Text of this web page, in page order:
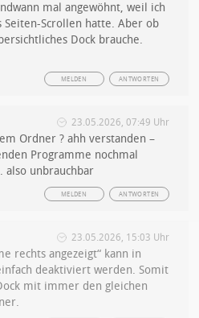
mal angewöhnt, weil ich
Seiten-Scrollen hatte. Aber ob
Dock brauche.
ANTWORTEN
MELDEN
23.05.2026, 07:49 Uhr
Ordner ? ahh verstanden –
Programme nochmal
also unbrauchbar
ANTWORTEN
MELDEN
23.05.2026, 15:03 Uhr
rechts angezeigt“ kann in
deaktiviert werden. Somit
mit immer den gleichen